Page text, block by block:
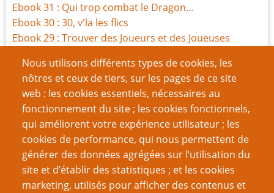
Nous utilisons différents types de cookies, les
nôtres et ceux de tiers, sur les pages de ce site
web : les cookies essentiels, nécessaires au
fonctionnement du site ; les cookies fonctionnels,
qui améliorent votre expérience utilisateur ; les
cookies de performance, qui nous permettent de
générer des données agrégées sur l’utilisation du
site et d’établir des statistiques ; et les cookies
marketing, utilisés pour afficher des contenus et
Ebook 31 : Qui trop combat le Dragon...
Ebook 30 : 30, v'la les flics
Ebook 29 : Trouver des Joueurs et des Joueuses
Ebook 27 : 18+ ; thématiques adultes et JdR
Jouer au JdR même confiné
Ebook 25 : Souvenirs, souvenirs...
Ebook 24 : Peindre un univers fictif réaliste
Pagination 1
Page
suivante
››
VOUS AIMEREZ AUSSI